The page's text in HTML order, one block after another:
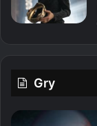
Gry